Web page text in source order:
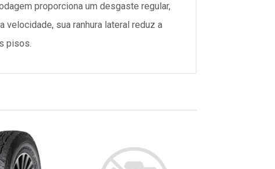
proporciona um desgaste regular,
sua ranhura lateral reduz a
pisos.